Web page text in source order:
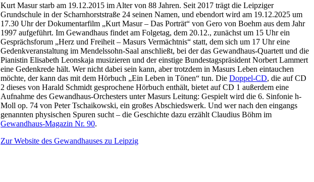
Kurt Masur starb am 19.12.2015 im Alter von 88 Jahren. Seit 2017 trägt die Leipziger
Grundschule in der Scharnhorststraße 24 seinen Namen, und ebendort wird am 19.12.2025 um
17.30 Uhr der Dokumentarfilm „Kurt Masur – Das Porträt“ von Gero von Boehm aus dem Jahr
1997 aufgeführt. Im Gewandhaus findet am Folgetag, dem 20.12., zunächst um 15 Uhr ein
Gesprächsforum „Herz und Freiheit – Masurs Vermächtnis“ statt, dem sich um 17 Uhr eine
Gedenkveranstaltung im Mendelssohn-Saal anschließt, bei der das Gewandhaus-Quartett und die
Pianistin Elisabeth Leonskaja musizieren und der einstige Bundestagspräsident Norbert Lammert
eine Gedenkrede hält. Wer nicht dabei sein kann, aber trotzdem in Masurs Leben eintauchen
möchte, der kann das mit dem Hörbuch „Ein Leben in Tönen“ tun. DieDoppel-CD, die auf CD
2 dieses von Harald Schmidt gesprochene Hörbuch enthält, bietet auf CD 1 außerdem eine
Aufnahme des Gewandhaus-Orchesters unter Masurs Leitung: Gespielt wird die 6. Sinfonie h-
Moll op. 74 von Peter Tschaikowski, ein großes Abschiedswerk. Und wer nach den eingangs
genannten physischen Spuren sucht – die Geschichte dazu erzählt Claudius Böhm im
Gewandhaus-Magazin Nr. 90.
Zur Website des Gewandhauses zu Leipzig